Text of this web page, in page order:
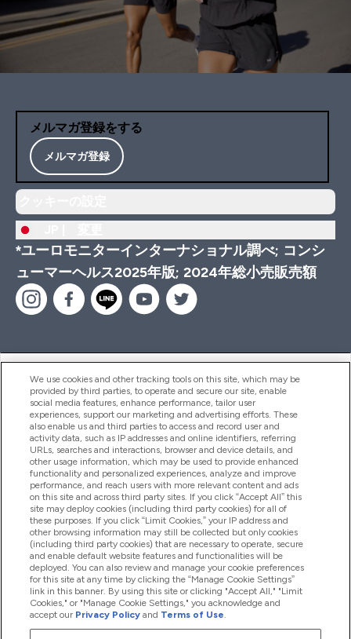
メルマガ登録をする
メルマガ登録
*ユーロモニターインターナショナル調べ; コンシ
ューマーヘルス2025年版; 2024年総小売販売額
ヘルプ＆ガイド
商品について
会社概要
特典＆ポイント
2026 The Hut.com Ltd
We use cookies and other tracking tools on this site, which may be
provided by third parties, to operate and secure our site, enable
social media features, enhance performance, tailor user
experiences, support our marketing and advertising efforts. These
also enable us and third parties to access and record user and
activity data, such as IP addresses and online identifiers, referring
URLs, searches and interactions, browser and device details, and
other usage information, which may be used to provide enhanced
functionality and personalized experiences, analyze and improve
performance, and reach users with more relevant content and ads
on this site and across third party sites. If you click “Accept All” this
site may deploy cookies (including third party cookies) for all of
these purposes. If you click “Limit Cookies,” your IP address and
other browsing information may still be collected but only cookies
(including third party cookies) that are necessary to operate, secure
and enable default website features and functionalities will be
deployed. You can also review and manage your cookie preferences
for this site at any time by clicking the “Manage Cookie Settings”
link in this banner. By using this site or clicking "Accept All," "Limit
Cookies," or "Manage Cookie Settings," you acknowledge and
accept our Privacy Policy and Terms of Use.